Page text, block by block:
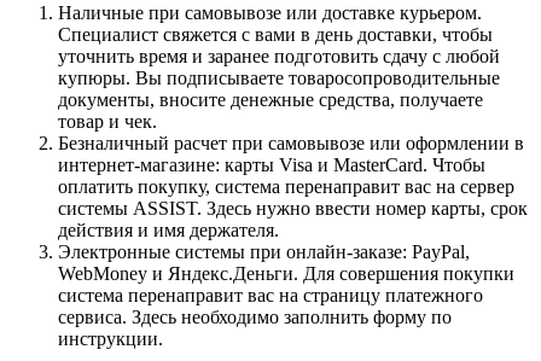
Наличные при самовывозе или доставке курьером.
Специалист свяжется с вами в день доставки, чтобы
уточнить время и заранее подготовить сдачу с любой
купюры. Вы подписываете товаросопроводительные
документы, вносите денежные средства, получаете
товар и чек.
Безналичный расчет при самовывозе или оформлении в
интернет-магазине: карты Visa и MasterCard. Чтобы
оплатить покупку, система перенаправит вас на сервер
системы ASSIST. Здесь нужно ввести номер карты, срок
действия и имя держателя.
Электронные системы при онлайн-заказе: PayPal,
WebMoney и Яндекс.Деньги. Для совершения покупки
система перенаправит вас на страницу платежного
сервиса. Здесь необходимо заполнить форму по
инструкции.